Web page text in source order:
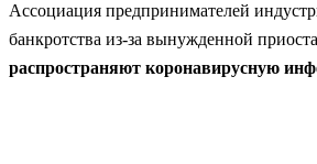
Ассоциация предпринимателей
банкротства из-за вынужденной
распространяют коронавирусную